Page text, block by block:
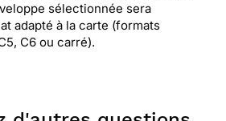
sélectionnée sera
adapté à la carte (formats
C6 ou carré).